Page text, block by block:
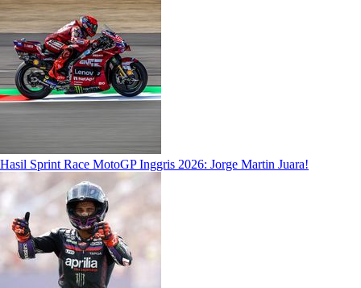
Hasil Sprint Race MotoGP Inggris 2026: Jorge Martin Juara!